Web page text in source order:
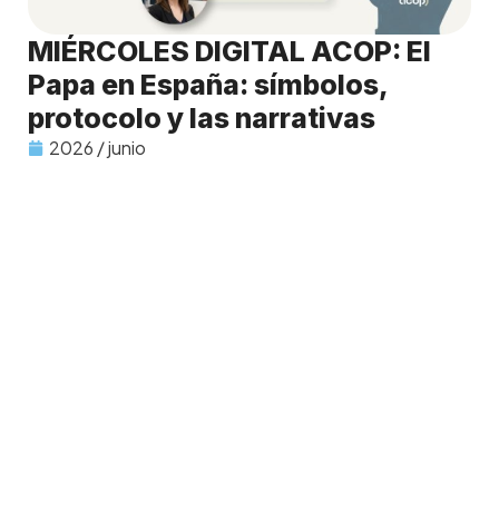
MIÉRCOLES DIGITAL ACOP: El
Papa en España: símbolos,
protocolo y las narrativas
2026 / junio